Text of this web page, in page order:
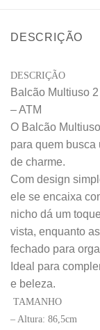
DESCRIÇÃO
DESCRIÇÃO
Balcão Multiuso
– ATM
O Balcão
para quem
de charme.
Com design
ele se encaixa
nicho dá um
vista, enquanto
fechado para
Ideal para
e beleza.
TAMANHO
– Altura: 86,5cm